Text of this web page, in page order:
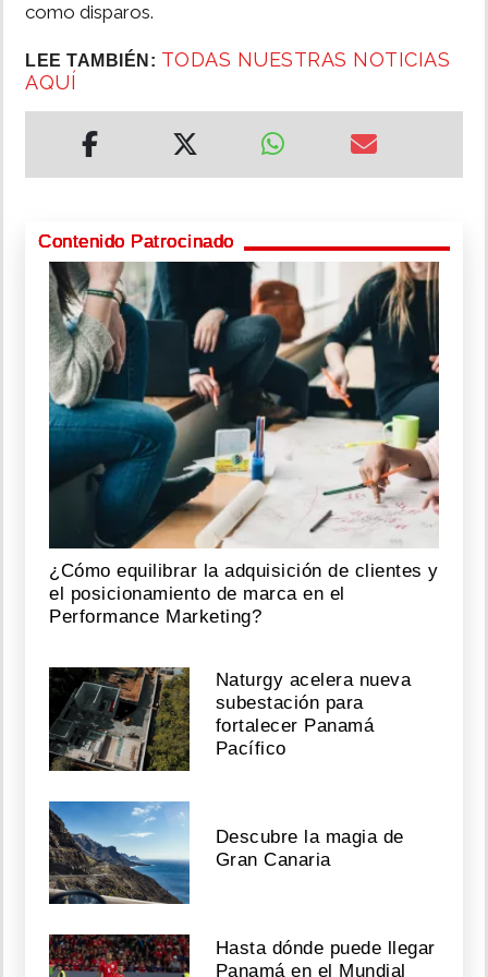
como disparos.
LEE TAMBIÉN: TODAS NUESTRAS NOTICIAS
AQUÍ
Contenido Patrocinado
¿Cómo equilibrar la adquisición de clientes y
el posicionamiento de marca en el
Performance Marketing?
Naturgy acelera nueva
subestación para
fortalecer Panamá
Pacífico
Descubre la magia de
Gran Canaria
Hasta dónde puede llegar
Panamá en el Mundial